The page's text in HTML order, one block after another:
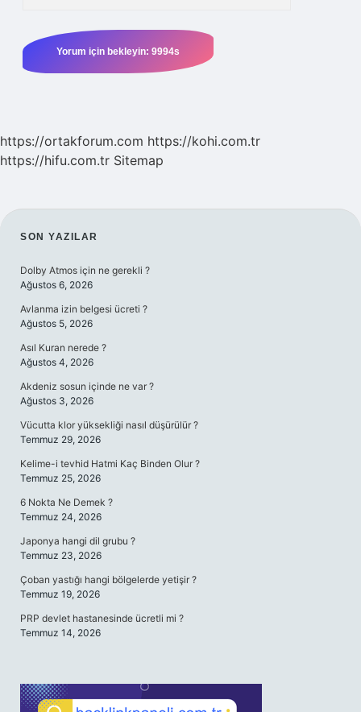
https://ortakforum.com https://kohi.com.tr
https://hifu.com.tr Sitemap
SIDEBAR
SON YAZILAR
Dolby Atmos için ne gerekli ?
Ağustos 6, 2026
Avlanma izin belgesi ücreti ?
Ağustos 5, 2026
Asıl Kuran nerede ?
Ağustos 4, 2026
Akdeniz sosun içinde ne var ?
Ağustos 3, 2026
Vücutta klor yüksekliği nasıl düşürülür ?
Temmuz 29, 2026
Kelime-i tevhid Hatmi Kaç Binden Olur ?
Temmuz 25, 2026
6 Nokta Ne Demek ?
Temmuz 24, 2026
Japonya hangi dil grubu ?
Temmuz 23, 2026
Çoban yastığı hangi bölgelerde yetişir ?
Temmuz 19, 2026
PRP devlet hastanesinde ücretli mi ?
Temmuz 14, 2026